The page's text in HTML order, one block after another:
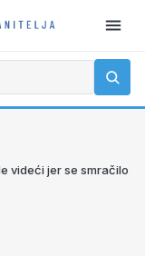
videći jer se smračilo